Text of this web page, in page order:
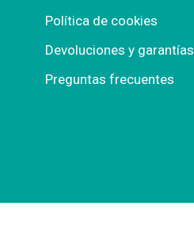
Política de cookies
Devoluciones y garantías
Preguntas frecuentes